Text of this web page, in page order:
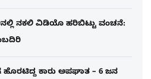
ನಕಲಿ ವಿಡಿಯೊ ಹರಿಬಿಟ್ಟು ವಂಚನೆ:
ಕಾರು ಅಪಘಾತ – 6 ಜನ